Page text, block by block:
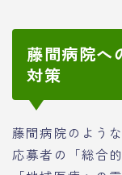
藤間病院へ
対策
藤間病院のよう
応募者の「総合